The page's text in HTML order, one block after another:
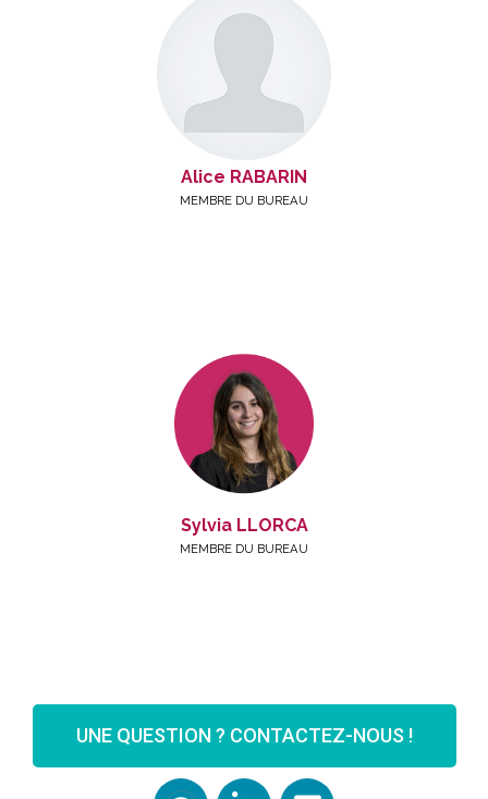
Alice RABARIN
MEMBRE DU BUREAU
Sylvia LLORCA
MEMBRE DU BUREAU
UNE QUESTION ? CONTACTEZ-NOUS !